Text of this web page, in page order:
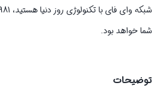
شما خواهد بود.
توضیحات